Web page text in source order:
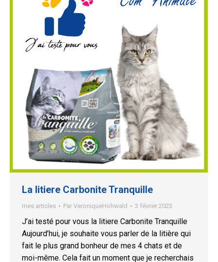
La litiere Carbonite Tranquille
mes articles Par VeroniqueHohwald 3 février 2023
J’ai testé pour vous la litiere Carbonite Tranquille
Aujourd’hui, je souhaite vous parler de la litière qui
fait le plus grand bonheur de mes 4 chats et de
moi-même. Cela fait un moment que je recherchais